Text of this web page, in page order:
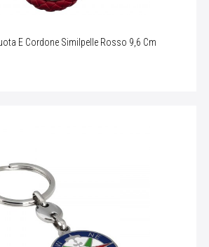
E Cordone Similpelle Rosso 9,6 Cm